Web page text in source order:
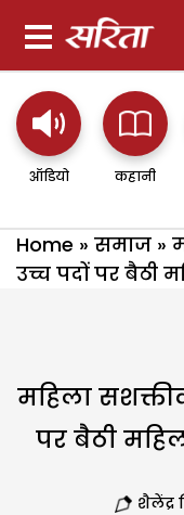
ऑडियो कहानी
Home » समाज »
उच्च पदों पर बैठी
महिला
पर बैठी
शैलेंद्र